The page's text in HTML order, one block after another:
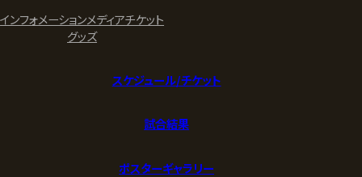
インフォメーションメディアチケット
グッズ
スケジュール/チケット
試合結果
ポスターギャラリー